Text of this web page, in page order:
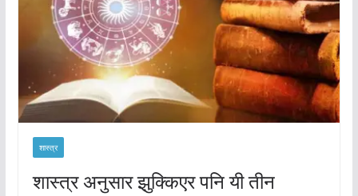
शास्त्र
शास्त्र अनुसार झुक्किएर पनि यी तीन